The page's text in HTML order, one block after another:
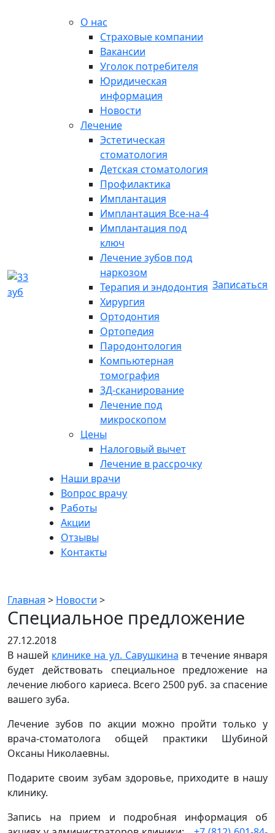
О нас
Страховые компании
Вакансии
Уголок потребителя
Юридическая
информация
Новости
Лечение
Эстетическая
стоматология
Детская стоматология
Профилактика
Имплантация
Имплантация Все-на-4
Имплантация под
ключ
Лечение зубов под
наркозом
Терапия и эндодонтия
Хирургия
Ортодонтия
Ортопедия
Пародонтология
Компьютерная
томография
3Д-сканирование
Лечение под
микроскопом
Цены
Налоговый вычет
Лечение в рассрочку
Наши врачи
Вопрос врачу
Работы
Акции
Отзывы
Контакты
Записаться
Главная > Новости >
Специальное предложение
27.12.2018
В нашей клинике на ул. Савушкина в течение января
будет действовать специальное предложение на
лечение любого кариеса. Всего 2500 руб. за спасение
вашего зуба.
Лечение зубов по акции можно пройти только у
врача-стоматолога общей практики Шубиной
Оксаны Николаевны.
Подарите своим зубам здоровье, приходите в нашу
клинику.
Запись на прием и подробная информация об